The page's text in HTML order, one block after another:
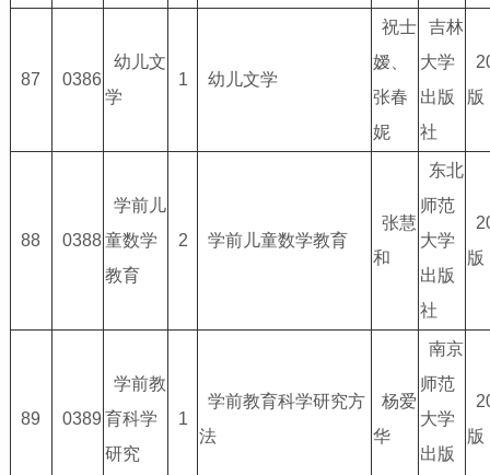
87 0386
幼儿文
学
1 幼儿文学
祝士
嫒、
张春
妮
吉林
大学
出版
社
版
88 0388
学前儿
童数学
教育
2 学前儿童数学教育
张慧
和
东北
师范
大学
出版
社
版
89 0389
学前教
育科学
研究
1
学前教育科学研究方
法
杨爱
华
南京
师范
大学
出版
版